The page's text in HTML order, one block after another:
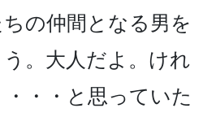
ちの仲間となる男を
。大人だよ。けれ
・・と思っていた